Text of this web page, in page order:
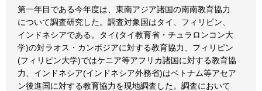
第一年目である今年度は、東南アジア諸国の南南教育協力
について調査研究した。調査対象国はタイ、フィリピン、
インドネシアである。タイ(タイ教育省・チュラロンコン大
学)の対ラオス・カンボジアに対する教育協力、フィリピン
(フィリピン大学)ではケニア等アフリカ諸国に対する教育協
力、インドネシア(インドネシア外務省)はベトナム等アセア
ン後進国に対する教育協力を現地調査した。調査において